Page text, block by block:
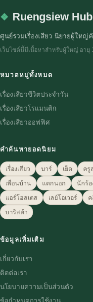
Ruengsiew Hub
ศูนย์รวมเรื่องเสียว นิยายผู้ใหญ่
เว็บไซต์นี้มีเนื้อหาสำหรับผู้ใหญ่ อายุ
หมวดหมู่ทั้งหมด
เรื่องเสียวชีวิตประจำวัน
เรื่องเสียวโรแมนติก
เรื่องเสียวออฟฟิศ
คำค้นหายอดนิยม
เรื่องเสียว บาร์ เย็ด ครู
เพื่อนบ้าน แตกนอก นักร้อ
แอร์โฮสเตส เลย์โอเวอร์
บาริสต้า
ข้อมูลเพิ่มเติม
เกี่ยวกับเรา
ติดต่อเรา
นโยบายความเป็นส่วนตัว